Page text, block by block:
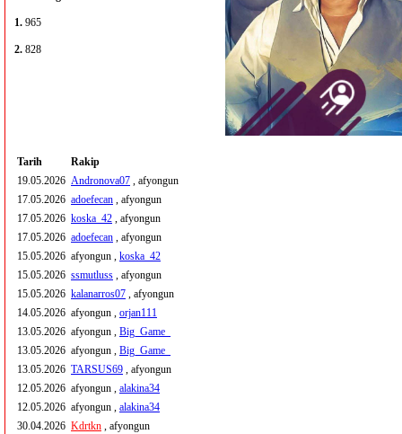
1. 965
2. 828
Tarih
Rakip
19.05.2026 Andronova07 , afyongun
17.05.2026 adoefecan , afyongun
17.05.2026 koska_42 , afyongun
17.05.2026 adoefecan , afyongun
15.05.2026 afyongun , koska_42
15.05.2026 ssmutluss , afyongun
15.05.2026 kalanarros07 , afyongun
14.05.2026 afyongun , orjan111
13.05.2026 afyongun , Big_Game_
13.05.2026 afyongun , Big_Game_
13.05.2026 TARSUS69 , afyongun
12.05.2026 afyongun , alakina34
12.05.2026 afyongun , alakina34
30.04.2026 Kdrtkn , afyongun